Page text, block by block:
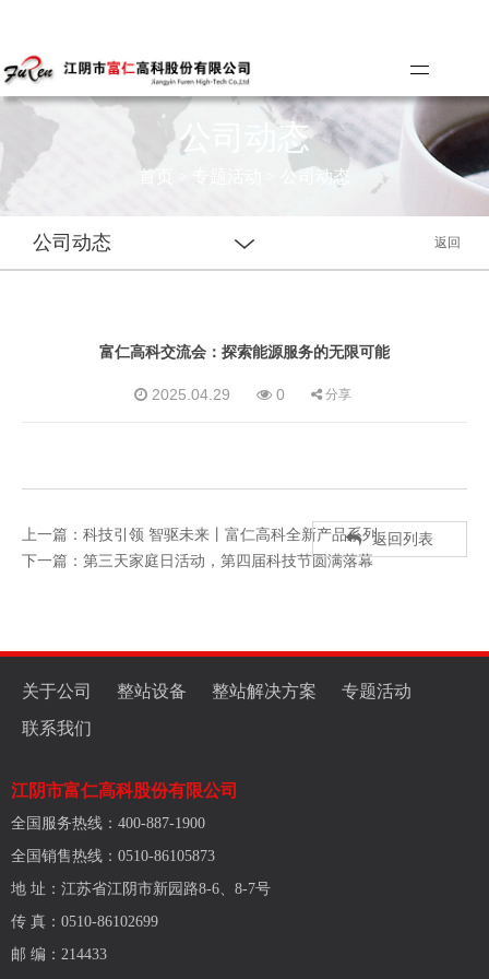
公司动态
首页 公司动态
公司动态 返回
富仁高科交流会：探索能源服务的无限可能
2025.04.29 0 分享
上一篇：科技引领 智驱未来丨富仁高科全新产品系列…
下一篇：第三天家庭日活动，第四届科技节圆满落幕
返回列表
关于公司 整站设备 整站解决方案
专题活动
联系我们
江阴市富仁高科股份有限公司
全国服务热线：400-887-1900
全国销售热线：0510-86105873
地 址：江苏省江阴市新园路8-6、8-7号
传 真：0510-86102699
邮 编：214433